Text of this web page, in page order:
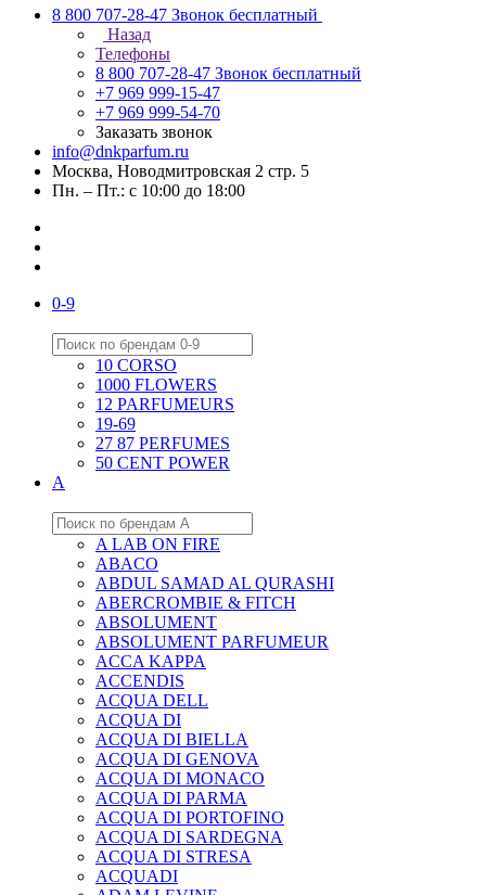
8 800 707-28-47 Звонок бесплатный
Назад
Телефоны
8 800 707-28-47 Звонок бесплатный
+7 969 999-15-47
+7 969 999-54-70
Заказать звонок
info@dnkparfum.ru
Москва, Новодмитровская 2 стр. 5
Пн. – Пт.: с 10:00 до 18:00
0-9
10 CORSO
1000 FLOWERS
12 PARFUMEURS
19-69
27 87 PERFUMES
50 CENT POWER
A
A LAB ON FIRE
ABACO
ABDUL SAMAD AL QURASHI
ABERCROMBIE & FITCH
ABSOLUMENT
ABSOLUMENT PARFUMEUR
ACCA KAPPA
ACCENDIS
ACQUA DELL
ACQUA DI
ACQUA DI BIELLA
ACQUA DI GENOVA
ACQUA DI MONACO
ACQUA DI PARMA
ACQUA DI PORTOFINO
ACQUA DI SARDEGNA
ACQUA DI STRESA
ACQUADI